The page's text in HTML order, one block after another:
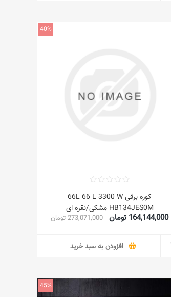
40%
کوره برقی 66L 66 L 3300 W
HB134JES0M مشکی/نقره ای
164,144,000 تومان 273,071,000 تومان
افزودن به سبد خرید
45%